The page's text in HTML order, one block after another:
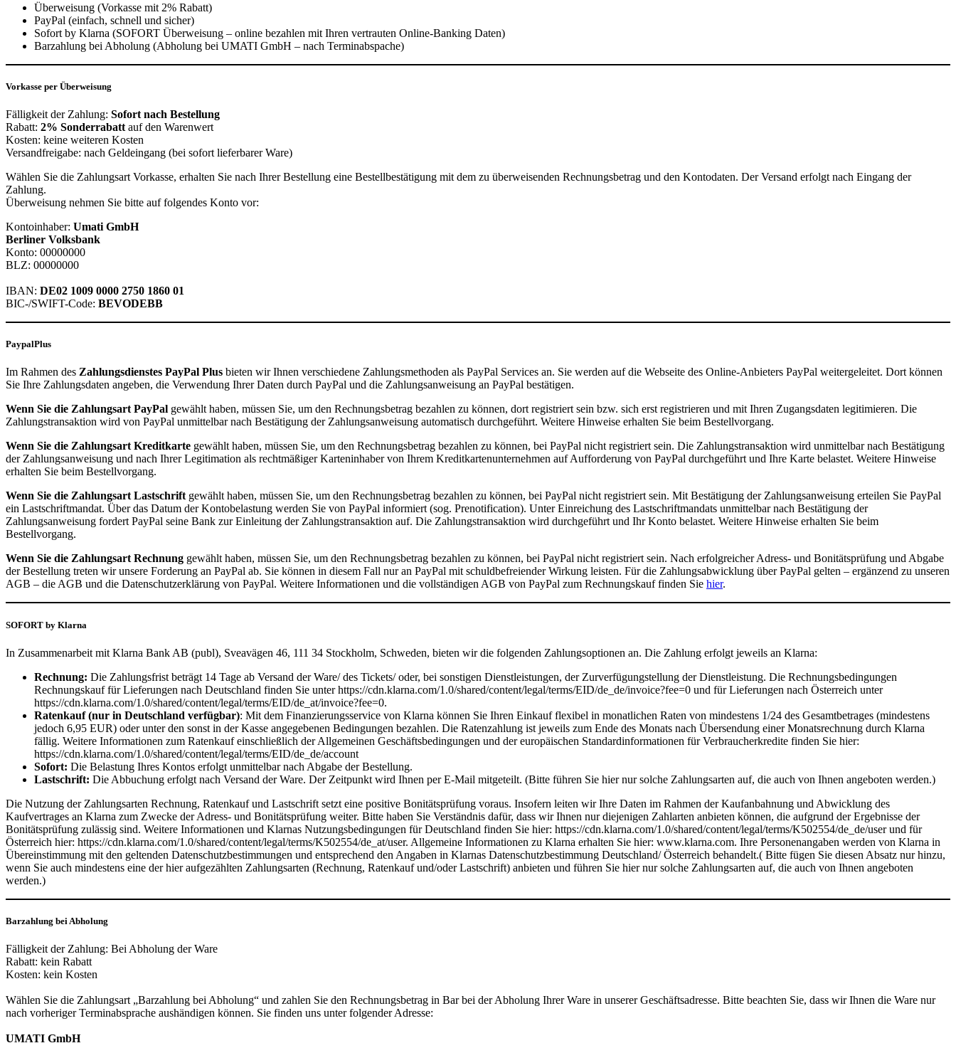
Überweisung (Vorkasse mit 2% Rabatt)
PayPal (einfach, schnell und sicher)
Sofort by Klarna (SOFORT Überweisung – online bezahlen mit Ihren vertrauten Online-Banking Daten)
Barzahlung bei Abholung (Abholung bei UMATI GmbH – nach Terminabspache)
Vorkasse per Überweisung
Fälligkeit der Zahlung: Sofort nach Bestellung
Rabatt: 2% Sonderrabatt auf den Warenwert
Kosten: keine weiteren Kosten
Versandfreigabe: nach Geldeingang (bei sofort lieferbarer Ware)
Wählen Sie die Zahlungsart Vorkasse, erhalten Sie nach Ihrer Bestellung eine Bestellbestätigung mit dem zu überweisenden Rechnungsbetrag und den Kontodaten. Der Versand erfolgt nach Eingang der
Zahlung.
Überweisung nehmen Sie bitte auf folgendes Konto vor:
Kontoinhaber: Umati GmbH
Berliner Volksbank
Konto: 00000000
BLZ: 00000000
IBAN: DE02 1009 0000 2750 1860 01
BIC-/SWIFT-Code: BEVODEBB
PaypalPlus
Im Rahmen des Zahlungsdienstes PayPal Plus bieten wir Ihnen verschiedene Zahlungsmethoden als PayPal Services an. Sie werden auf die Webseite des Online-Anbieters PayPal weitergeleitet. Dort können
Sie Ihre Zahlungsdaten angeben, die Verwendung Ihrer Daten durch PayPal und die Zahlungsanweisung an PayPal bestätigen.
Wenn Sie die Zahlungsart PayPal gewählt haben, müssen Sie, um den Rechnungsbetrag bezahlen zu können, dort registriert sein bzw. sich erst registrieren und mit Ihren Zugangsdaten legitimieren. Die
Zahlungstransaktion wird von PayPal unmittelbar nach Bestätigung der Zahlungsanweisung automatisch durchgeführt. Weitere Hinweise erhalten Sie beim Bestellvorgang.
Wenn Sie die Zahlungsart Kreditkarte gewählt haben, müssen Sie, um den Rechnungsbetrag bezahlen zu können, bei PayPal nicht registriert sein. Die Zahlungstransaktion wird unmittelbar nach Bestätigung
der Zahlungsanweisung und nach Ihrer Legitimation als rechtmäßiger Karteninhaber von Ihrem Kreditkartenunternehmen auf Aufforderung von PayPal durchgeführt und Ihre Karte belastet. Weitere Hinweise
erhalten Sie beim Bestellvorgang.
Wenn Sie die Zahlungsart Lastschriftgewählt haben, müssen Sie, um den Rechnungsbetrag bezahlen zu können, bei PayPal nicht registriert sein. Mit Bestätigung der Zahlungsanweisung erteilen Sie PayPal
ein Lastschriftmandat. Über das Datum der Kontobelastung werden Sie von PayPal informiert (sog. Prenotification). Unter Einreichung des Lastschriftmandats unmittelbar nach Bestätigung der
Zahlungsanweisung fordert PayPal seine Bank zur Einleitung der Zahlungstransaktion auf. Die Zahlungstransaktion wird durchgeführt und Ihr Konto belastet. Weitere Hinweise erhalten Sie beim
Bestellvorgang.
Wenn Sie die Zahlungsart Rechnung gewählt haben, müssen Sie, um den Rechnungsbetrag bezahlen zu können, bei PayPal nicht registriert sein. Nach erfolgreicher Adress- und Bonitätsprüfung und Abgabe
der Bestellung treten wir unsere Forderung an PayPal ab. Sie können in diesem Fall nur an PayPal mit schuldbefreiender Wirkung leisten. Für die Zahlungsabwicklung über PayPal gelten – ergänzend zu unseren
AGB – die AGB und die Datenschutzerklärung von PayPal. Weitere Informationen und die vollständigen AGB von PayPal zum Rechnungskauf finden Sie hier.
SOFORT by Klarna
In Zusammenarbeit mit Klarna Bank AB (publ), Sveavägen 46, 111 34 Stockholm, Schweden, bieten wir die folgenden Zahlungsoptionen an. Die Zahlung erfolgt jeweils an Klarna:
Rechnung: Die Zahlungsfrist beträgt 14 Tage ab Versand der Ware/ des Tickets/ oder, bei sonstigen Dienstleistungen, der Zurverfügungstellung der Dienstleistung. Die Rechnungsbedingungen
Rechnungskauf für Lieferungen nach Deutschland finden Sie unter https://cdn.klarna.com/1.0/shared/content/legal/terms/EID/de_de/invoice?fee=0 und für Lieferungen nach Österreich unter
https://cdn.klarna.com/1.0/shared/content/legal/terms/EID/de_at/invoice?fee=0.
Ratenkauf (nur in Deutschland verfügbar): Mit dem Finanzierungsservice von Klarna können Sie Ihren Einkauf flexibel in monatlichen Raten von mindestens 1/24 des Gesamtbetrages (mindestens
jedoch 6,95 EUR) oder unter den sonst in der Kasse angegebenen Bedingungen bezahlen. Die Ratenzahlung ist jeweils zum Ende des Monats nach Übersendung einer Monatsrechnung durch Klarna
fällig. Weitere Informationen zum Ratenkauf einschließlich der Allgemeinen Geschäftsbedingungen und der europäischen Standardinformationen für Verbraucherkredite finden Sie hier:
https://cdn.klarna.com/1.0/shared/content/legal/terms/EID/de_de/account
Sofort: Die Belastung Ihres Kontos erfolgt unmittelbar nach Abgabe der Bestellung.
Lastschrift: Die Abbuchung erfolgt nach Versand der Ware. Der Zeitpunkt wird Ihnen per E-Mail mitgeteilt. (Bitte führen Sie hier nur solche Zahlungsarten auf, die auch von Ihnen angeboten werden.)
Die Nutzung der Zahlungsarten Rechnung, Ratenkauf und Lastschrift setzt eine positive Bonitätsprüfung voraus. Insofern leiten wir Ihre Daten im Rahmen der Kaufanbahnung und Abwicklung des
Kaufvertrages an Klarna zum Zwecke der Adress- und Bonitätsprüfung weiter. Bitte haben Sie Verständnis dafür, dass wir Ihnen nur diejenigen Zahlarten anbieten können, die aufgrund der Ergebnisse der
Bonitätsprüfung zulässig sind. Weitere Informationen und Klarnas Nutzungsbedingungen für Deutschland finden Sie hier: https://cdn.klarna.com/1.0/shared/content/legal/terms/K502554/de_de/user und für
Österreich hier: https://cdn.klarna.com/1.0/shared/content/legal/terms/K502554/de_at/user. Allgemeine Informationen zu Klarna erhalten Sie hier: www.klarna.com. Ihre Personenangaben werden von Klarna in
Übereinstimmung mit den geltenden Datenschutzbestimmungen und entsprechend den Angaben in Klarnas Datenschutzbestimmung Deutschland/ Österreich behandelt.( Bitte fügen Sie diesen Absatz nur hinzu,
wenn Sie auch mindestens eine der hier aufgezählten Zahlungsarten (Rechnung, Ratenkauf und/oder Lastschrift) anbieten und führen Sie hier nur solche Zahlungsarten auf, die auch von Ihnen angeboten
werden.)
Barzahlung bei Abholung
Fälligkeit der Zahlung: Bei Abholung der Ware
Rabatt: kein Rabatt
Kosten: kein Kosten
Wählen Sie die Zahlungsart „Barzahlung bei Abholung“ und zahlen Sie den Rechnungsbetrag in Bar bei der Abholung Ihrer Ware in unserer Geschäftsadresse. Bitte beachten Sie, dass wir Ihnen die Ware nur
nach vorheriger Terminabsprache aushändigen können. Sie finden uns unter folgender Adresse:
UMATI GmbH